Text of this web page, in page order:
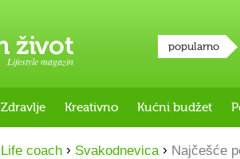
Lifestyle magazin
popularno
Zdravlje Kreativno Kućni budžet
Life coach › Svakodnevica › Najčešće